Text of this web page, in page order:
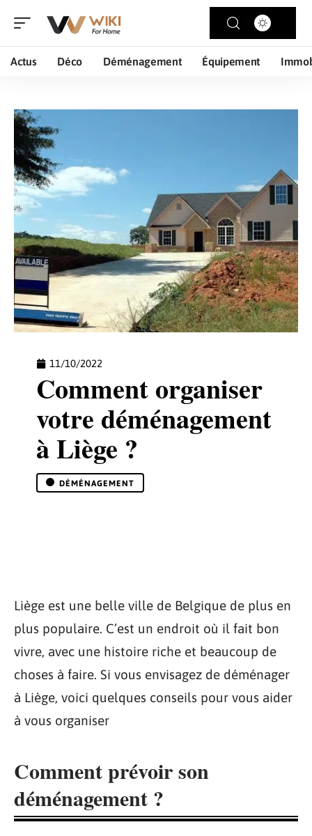
Actus Déco Déménagement Équipement
11/10/2022
Comment organiser
votre déménagement
à Liège ?
DÉMÉNAGEMENT
Liège est une belle ville de Belgique de plus en
plus populaire. C’est un endroit où il fait bon
vivre, avec une histoire riche et beaucoup de
choses à faire. Si vous envisagez de déménager
à Liège, voici quelques conseils pour vous aider
à vous organiser
Comment prévoir son
déménagement ?